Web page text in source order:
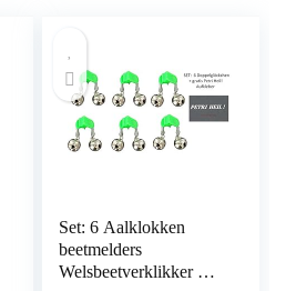
Set: 6 Aalklokken
beetmelders
Welsbeetverklikker met